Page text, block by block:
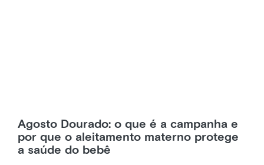
Agosto Dourado: o que é a campanha e
por que o aleitamento materno protege
a saúde do bebê